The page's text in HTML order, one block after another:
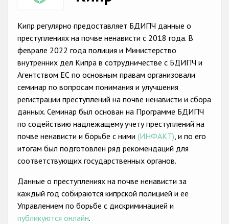
Anti-Roma hate crime
Anti-Semitic hate crime
Anti-Muslim hate crime
Anti-Christian hate crime
Other hate crime based on religion or belief
Gender-based hate crime
Anti-LGBTI hate crime
Disability hate crime
Проекты БДИПЧ
Организации гражданского общества
Кипр регулярно предоставляет БДИПЧ данные о
преступлениях на почве ненависти с 2018 года. В
феврале 2022 года полиция и Министерство
внутренних дел Кипра в сотрудничестве с БДИПЧ и
Агентством ЕС по основным правам организовали
семинар по вопросам понимания и улучшения
регистрации преступлений на почве ненависти и сбора
данных. Семинар был основан на Программе БДИПЧ
по содействию надлежащемy учету преступлений на
почве ненависти и борьбе с ними (ИНФАКТ), и по его
итогам был подготовлен ряд рекомендаций для
соответствующих государственных органов.
Данные о преступлениях на почве ненависти за
каждый год собираются кипрской полицией и ее
Управлением по борьбе с дискриминацией и
публикуются онлайн.